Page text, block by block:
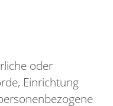
oder
Einrichtung